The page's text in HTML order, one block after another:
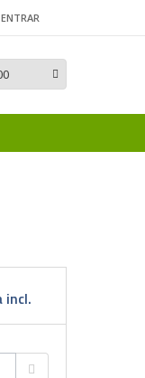
ENTRAR
incl.